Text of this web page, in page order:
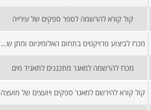
קול קורא להרשמה לספר ספקים של עירייה
מכרז לביצוע פרויקטים בתחום האלומיניום ומתן שירותי תחזוקה שוטפת במרכז הארץ
מכרז להרשמה למאגר מתכננים לתאגיד מים
קול קורא להירשם למאגר ספקים ויועצים של מועצה